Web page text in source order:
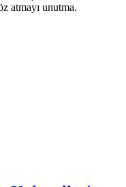
atmayı unutma.